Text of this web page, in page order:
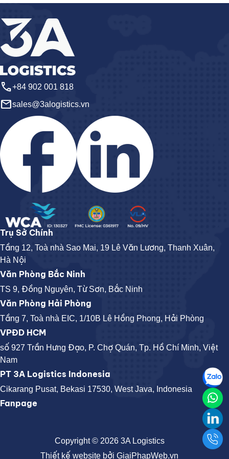
call+84 902 001 818
emailsales@3alogistics.vn
Trụ Sở Chính
Tầng 12, Toà nhà Sao Mai, 19 Lê Văn Lương, Thanh Xuân,
Hà Nội
Văn Phòng Bắc Ninh
TS 9, Đồng Nguyên, Từ Sơn, Bắc Ninh
Văn Phòng Hải Phòng
Tầng 7, Toà nhà EIC, 1/10B Lê Hồng Phong, Hải Phòng
VPĐD HCM
số 927 Trần Hưng Đạo, P. Chợ Quán, Tp. Hồ Chí Minh, Việt
Nam
PT 3A Logistics Indonesia
Cikarang Pusat, Bekasi 17530, West Java, Indonesia
Fanpage
Copyright © 2026 3A Logistics
Thiết kế website bởi GiaiPhapWeb.vn